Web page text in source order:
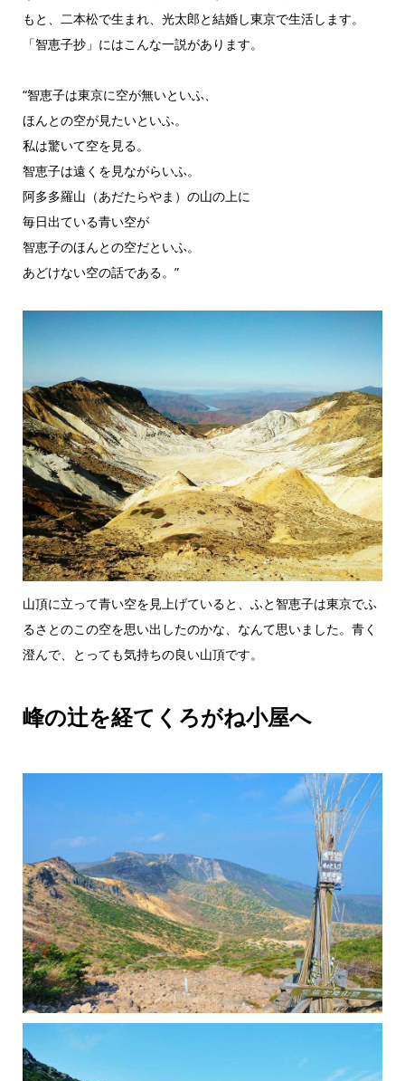
もと、二本松で生まれ、光太郎と結婚し東京で生活します。
「智恵子抄」にはこんな一説があります。
“智恵子は東京に空が無いといふ、
ほんとの空が見たいといふ。
私は驚いて空を見る。
智恵子は遠くを見ながらいふ。
阿多多羅山（あだたらやま）の山の上に
毎日出ている青い空が
智恵子のほんとの空だといふ。
あどけない空の話である。”
山頂に立って青い空を見上げていると、ふと智恵子は東京でふ
るさとのこの空を思い出したのかな、なんて思いました。青く
澄んで、とっても気持ちの良い山頂です。
峰の辻を経てくろがね小屋へ